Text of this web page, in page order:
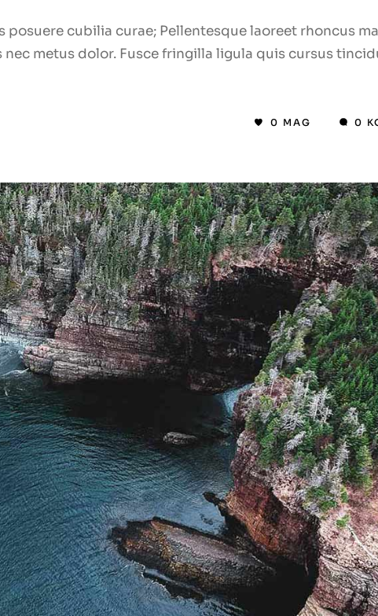
cubilia curae; Pellentesque laoreet rhoncus
metus dolor. Fusce fringilla ligula quis cursus
0 MAG 0